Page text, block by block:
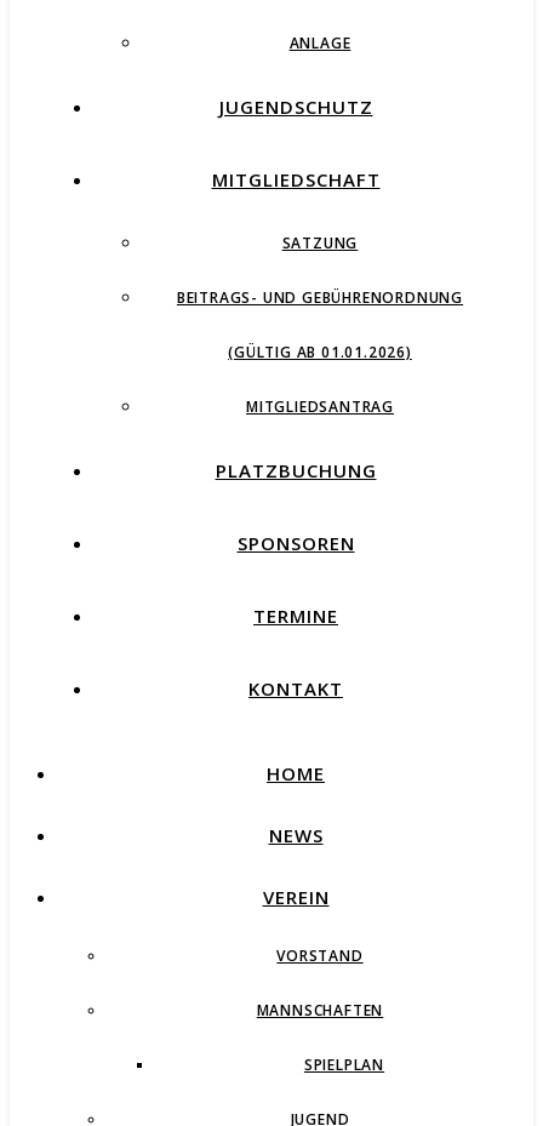
ANLAGE
JUGENDSCHUTZ
MITGLIEDSCHAFT
SATZUNG
BEITRAGS- UND GEBÜHRENORDNUNG
(GÜLTIG AB 01.01.2026)
MITGLIEDSANTRAG
PLATZBUCHUNG
SPONSOREN
TERMINE
KONTAKT
HOME
NEWS
VEREIN
VORSTAND
MANNSCHAFTEN
SPIELPLAN
JUGEND